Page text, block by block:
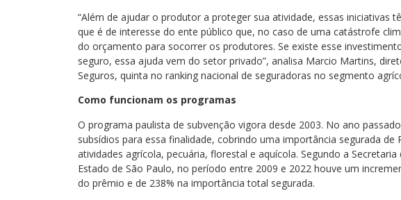
“Além de ajudar o produtor a proteger sua atividade, essas iniciativas
que é de interesse do ente público que, no caso de uma catástrofe
do orçamento para socorrer os produtores. Se existe esse
seguro, essa ajuda vem do setor privado”, analisa Marcio Martins,
Seguros, quinta no ranking nacional de seguradoras no segmento
Como funcionam os programas
O programa paulista de subvenção vigora desde 2003. No ano
subsídios para essa finalidade, cobrindo uma importância segurada de
atividades agrícola, pecuária, florestal e aquícola. Segundo a
Estado de São Paulo, no período entre 2009 e 2022 houve um
do prêmio e de 238% na importância total segurada.